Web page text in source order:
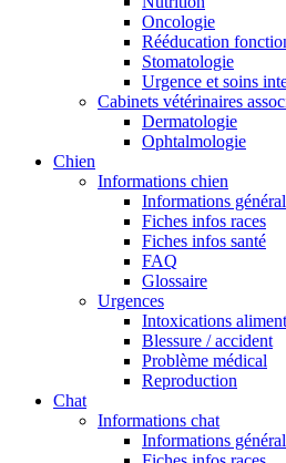
Oncologie
Rééducation
Stomatologie
Urgence et soins
Cabinets vétérinaires
Dermatologie
Ophtalmologie
Chien
Informations chien
Informations
Fiches infos races
Fiches infos santé
FAQ
Glossaire
Urgences
Intoxications
Blessure / accident
Problème médical
Reproduction
Chat
Informations chat
Informations